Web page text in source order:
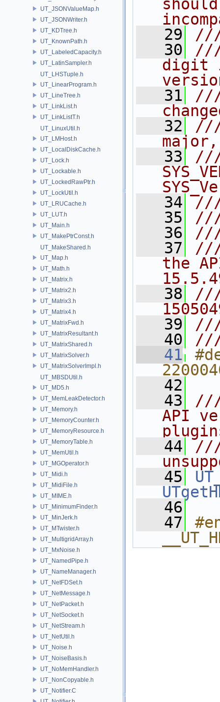
UT_JSONValueMap.h
UT_JSONWriter.h
UT_KDTree.h
UT_KnownPath.h
UT_LabeledCapacity.h
UT_LatinSampler.h
UT_LHSTuple.h
UT_LinearProgram.h
UT_LineTree.h
UT_LinkList.h
UT_LinkListT.h
UT_LinuxUtil.h
UT_LMHost.h
UT_LocalDiskCache.h
UT_Lock.h
UT_Lockable.h
UT_LockedRawPtr.h
UT_LockUtil.h
UT_LRUCache.h
UT_LUT.h
UT_Main.h
UT_MakePtrConst.h
UT_MakeShared.h
UT_Map.h
UT_Math.h
UT_Matrix.h
UT_Matrix2.h
UT_Matrix3.h
UT_Matrix4.h
UT_MatrixFwd.h
UT_MatrixResultant.h
UT_MatrixShared.h
UT_MatrixSolver.h
UT_MatrixSolverImpl.h
UT_MBSDUtil.h
UT_MD5.h
UT_MemLeakDetector.h
UT_Memory.h
UT_MemoryCounter.h
UT_MemoryResource.h
UT_MemoryTable.h
UT_MemUtil.h
UT_MGOperator.h
UT_Midi.h
UT_MidiFile.h
UT_MIME.h
UT_MinimumFinder.h
UT_MinJerk.h
UT_MTwister.h
UT_MultigridArray.h
UT_MxNoise.h
UT_NamedPipe.h
UT_NameManager.h
UT_NetFDSet.h
UT_NetMessage.h
UT_NetPacket.h
UT_NetSocket.h
UT_NetStream.h
UT_NetUtil.h
UT_Noise.h
UT_NoiseBasis.h
UT_NoMemHandler.h
UT_NonCopyable.h
UT_Notifier.C
   29
   30
///
digit
   31
///
   32
///
   33
///
   34
   35
///
   36
///
   37
///
the
   38
///
   39
///
   40
///
   41
   42
   43
///
API
   44
///
   45
   46
   47